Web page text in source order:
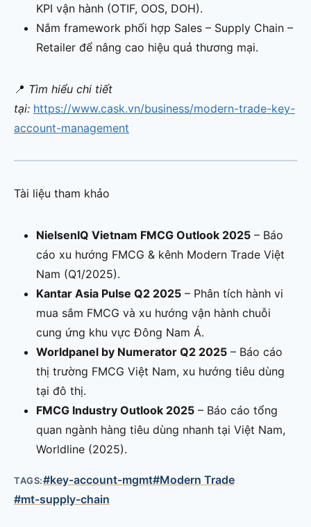
KPI vận hành (OTIF, OOS, DOH).
Nắm framework phối hợp Sales – Supply Chain –
Retailer để nâng cao hiệu quả thương mại.
📍 Tìm hiểu chi tiết
tại: https://www.cask.vn/business/modern-trade-key-
account-management
Tài liệu tham khảo
NielsenIQ Vietnam FMCG Outlook 2025 – Báo
cáo xu hướng FMCG & kênh Modern Trade Việt
Nam (Q1/2025).
Kantar Asia Pulse Q2 2025 – Phân tích hành vi
mua sắm FMCG và xu hướng vận hành chuỗi
cung ứng khu vực Đông Nam Á.
Worldpanel by Numerator Q2 2025 – Báo cáo
thị trường FMCG Việt Nam, xu hướng tiêu dùng
tại đô thị.
FMCG Industry Outlook 2025 – Báo cáo tổng
quan ngành hàng tiêu dùng nhanh tại Việt Nam,
Worldline (2025).
TAGS:#key-account-mgmt#Modern Trade
#mt-supply-chain